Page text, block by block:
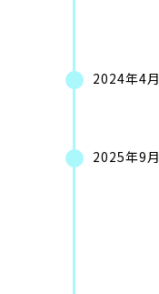
2024年4月
2025年9月